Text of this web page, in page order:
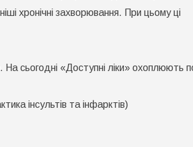
хронічні захворювання. При цьому ці
сьогодні «Доступні ліки» охоплюють
інсультів та інфарктів)